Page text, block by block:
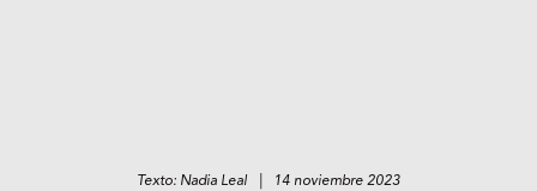
Texto: Nadia Leal | 14 noviembre 2023